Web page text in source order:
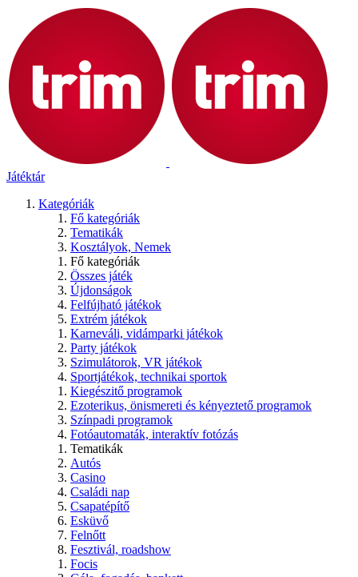
Játéktár
Kategóriák
Fő kategóriák
Tematikák
Kosztályok, Nemek
Fő kategóriák
Összes játék
Újdonságok
Felfújható játékok
Extrém játékok
Karneváli, vidámparki játékok
Party játékok
Szimulátorok, VR játékok
Sportjátékok, technikai sportok
Kiegészitő programok
Ezoterikus, önismereti és kényeztető programok
Színpadi programok
Fotóautomaták, interaktív fotózás
Tematikák
Autós
Casino
Családi nap
Csapatépítő
Esküvő
Felnőtt
Fesztivál, roadshow
Focis